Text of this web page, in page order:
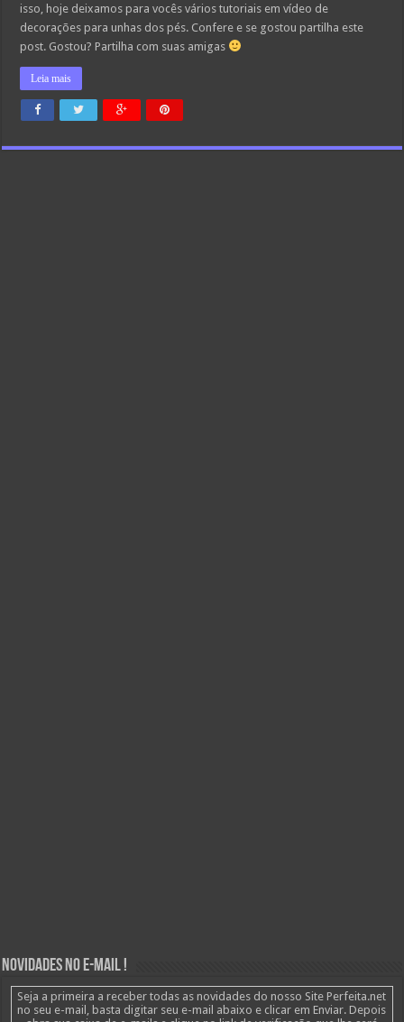
isso, hoje deixamos para vocês vários tutoriais em vídeo de
decorações para unhas dos pés. Confere e se gostou partilha este
post. Gostou? Partilha com suas amigas
Leia mais
Novidades no E-mail !
Seja a primeira a receber todas as novidades do nosso Site Perfeita.net
no seu e-mail, basta digitar seu e-mail abaixo e clicar em Enviar. Depois